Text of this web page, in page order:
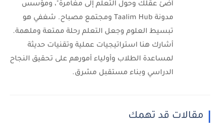
أضئ عقلك وحول التعلم إلى مغامرة"، ومؤسس
مدونة Taalim Hub ومجتمع مصباح. شغفي هو
تبسيط العلوم وجعل التعلم رحلة ممتعة وملهمة.
أشارك هنا استراتيجيات عملية وتقنيات حديثة
لمساعدة الطلاب وأولياء أمورهم على تحقيق النجاح
الدراسي وبناء مستقبل مشرق.
مقالات قد تهمك